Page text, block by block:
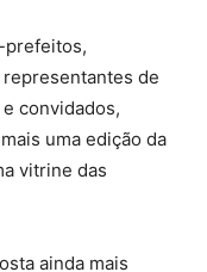
prefeitos,
de
convidados,
uma edição da
vitrine das
ainda mais